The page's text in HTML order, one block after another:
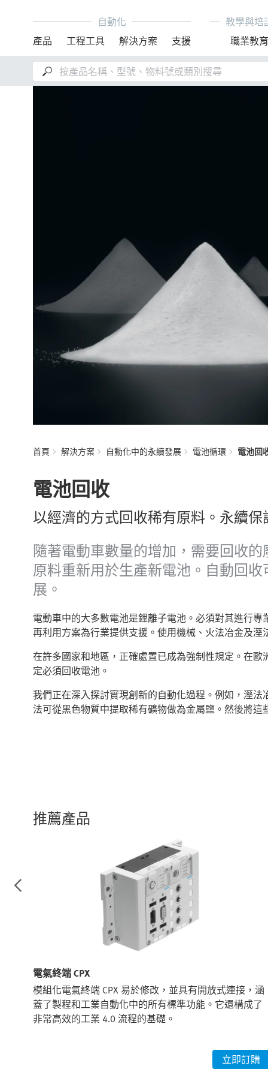
自動化
產品
工程工具 解決方案 支援
教學與培
職業教育
首頁 解決方案 自動化中的永續發展 電池循環 電池回
電池回收
以經濟的方式回收稀有原料。永續保
隨著電動車數量的增加，需要回收
原料重新用於生產新電池。自動回
展。
電動車中的大多數電池是鋰離子電池。必須對其進行
再利用方案為行業提供支援。使用機械、火法冶金及
在許多國家和地區，正確處置已成為強制性規定。在
定必須回收電池。
我們正在深入探討實現創新的自動化過程。例如，溼
法可從黑色物質中提取稀有礦物做為金屬鹽。然後將
推薦產品
電氣終端 CPX
模組化電氣終端 CPX 易於修改，並具有開放式連接，涵
蓋了製程和工業自動化中的所有標準功能。它還構成了
非常高效的工業 4.0 流程的基礎。
立即訂購